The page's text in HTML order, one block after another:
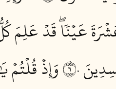
عَيۡنٗاۖ قَدۡ عَلِمَ
٦٠
وَإِذۡ